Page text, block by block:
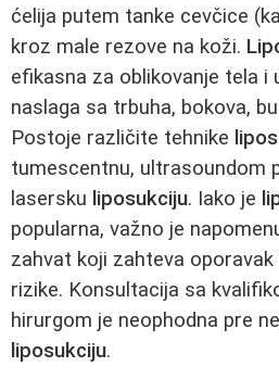
ćelija putem tanke cevčice
kroz male rezove na koži.
efikasna za oblikovanje tela i
naslaga sa trbuha, bokova,
Postoje različite tehnike
tumescentnu, ultrasoundom
lasersku liposukciju. Iako je
popularna, važno je
zahvat koji zahteva
rizike. Konsultacija sa
hirurgom je neophodna pre
liposukciju.